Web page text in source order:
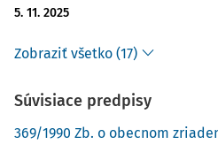
5. 11. 2025
Zobraziť všetko (17)
Súvisiace predpisy
369/1990 Zb. o obecnom